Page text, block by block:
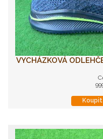
VYCHÁZKOVÁ
Koupit